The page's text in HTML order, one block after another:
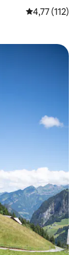
4,77 de uma
4,77 (112)